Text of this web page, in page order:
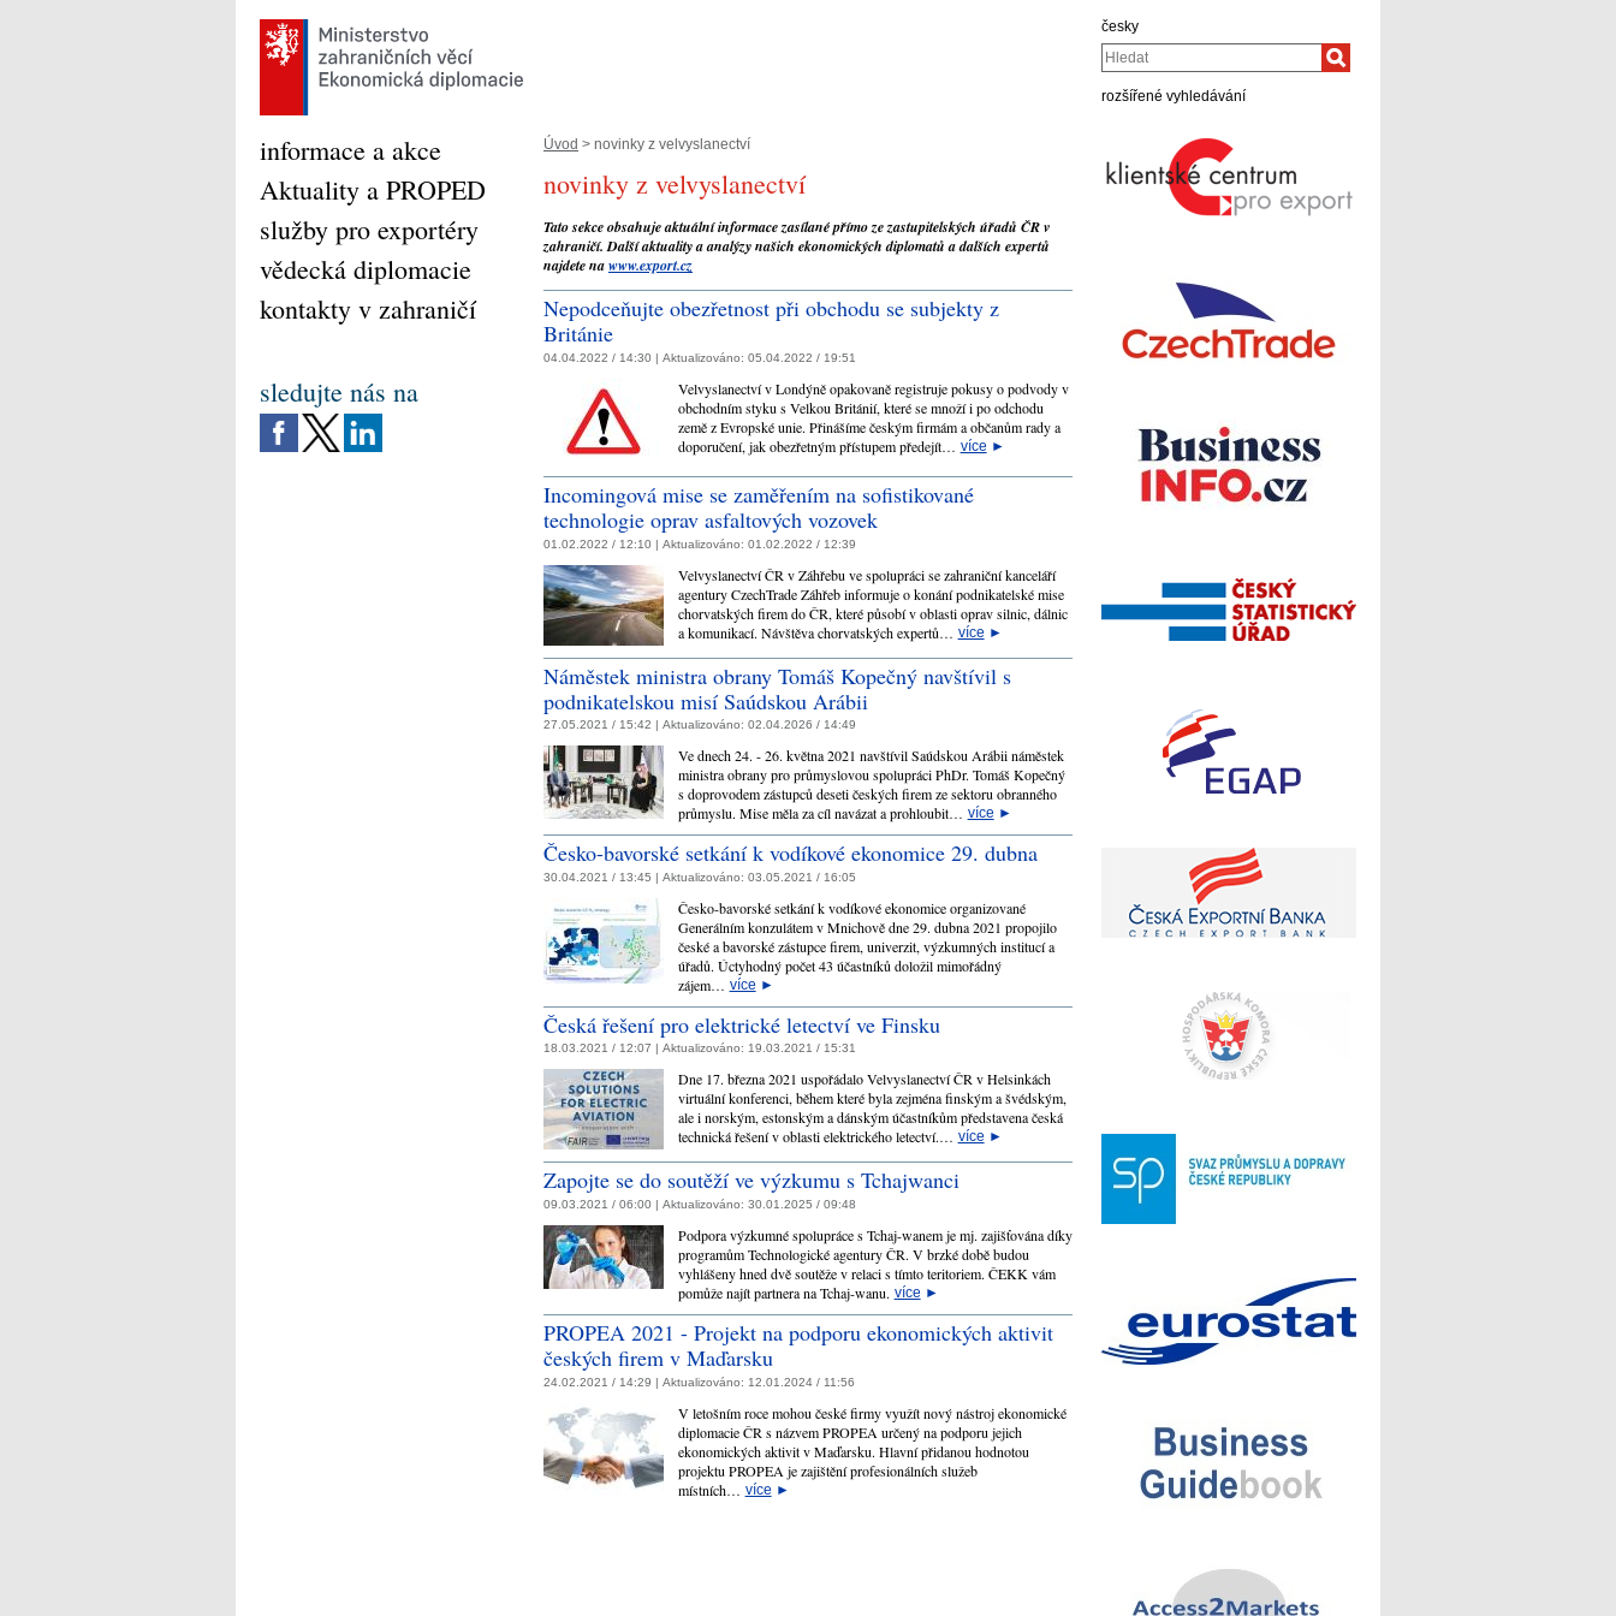
česky
Hledat
rozšířené vyhledávání
Úvod > novinky z velvyslanectví
novinky z velvyslanectví
Tato sekce obsahuje aktuální informace zasílané přímo ze zastupitelských úřadů ČR v
zahraničí. Další aktuality a analýzy našich ekonomických diplomatů a dalších expertů
najdete nawww.export.cz
Nepodceňujte obezřetnost při obchodu se subjekty z
Británie
04.04.2022 / 14:30 | Aktualizováno: 05.04.2022 / 19:51
Velvyslanectví v Londýně opakovaně registruje pokusy o podvody v
obchodním styku s Velkou Británií, které se množí i po odchodu
země z Evropské unie. Přinášíme českým firmám a občanům rady a
doporučení, jak obezřetným přístupem předejít… více ►
Incomingová mise se zaměřením na sofistikované
technologie oprav asfaltových vozovek
01.02.2022 / 12:10 | Aktualizováno: 01.02.2022 / 12:39
Velvyslanectví ČR v Záhřebu ve spolupráci se zahraniční kanceláří
agentury CzechTrade Záhřeb informuje o konání podnikatelské mise
chorvatských firem do ČR, které působí v oblasti oprav silnic, dálnic
a komunikací. Návštěva chorvatských expertů… více ►
Náměstek ministra obrany Tomáš Kopečný navštívil s
podnikatelskou misí Saúdskou Arábii
27.05.2021 / 15:42 | Aktualizováno: 02.04.2026 / 14:49
Ve dnech 24. - 26. května 2021 navštívil Saúdskou Arábii náměstek
ministra obrany pro průmyslovou spolupráci PhDr. Tomáš Kopečný
s doprovodem zástupců deseti českých firem ze sektoru obranného
průmyslu. Mise měla za cíl navázat a prohloubit… více ►
Česko-bavorské setkání k vodíkové ekonomice 29. dubna
30.04.2021 / 13:45 | Aktualizováno: 03.05.2021 / 16:05
Česko-bavorské setkání k vodíkové ekonomice organizované
Generálním konzulátem v Mnichově dne 29. dubna 2021 propojilo
české a bavorské zástupce firem, univerzit, výzkumných institucí a
úřadů. Úctyhodný počet 43 účastníků doložil mimořádný
zájem… více ►
​Česká řešení pro elektrické letectví ve Finsku
18.03.2021 / 12:07 | Aktualizováno: 19.03.2021 / 15:31
Dne 17. března 2021 uspořádalo Velvyslanectví ČR v Helsinkách
virtuální konferenci, během které byla zejména finským a švédským,
ale i norským, estonským a dánským účastníkům představena česká
technická řešení v oblasti elektrického letectví.… více ►
Zapojte se do soutěží ve výzkumu s Tchajwanci
09.03.2021 / 06:00 | Aktualizováno: 30.01.2025 / 09:48
Podpora výzkumné spolupráce s Tchaj-wanem je mj. zajišťována díky
programům Technologické agentury ČR. V brzké době budou
vyhlášeny hned dvě soutěže v relaci s tímto teritoriem. ČEKK vám
pomůže najít partnera na Tchaj-wanu. více ►
PROPEA 2021 - Projekt na podporu ekonomických aktivit
českých firem v Maďarsku
24.02.2021 / 14:29 | Aktualizováno: 12.01.2024 / 11:56
V letošním roce mohou české firmy využít nový nástroj ekonomické
diplomacie ČR s názvem PROPEA určený na podporu jejich
ekonomických aktivit v Maďarsku. Hlavní přidanou hodnotou
projektu PROPEA je zajištění profesionálních služeb
místních… více ►
informace a akce
Aktuality a PROPED
služby pro exportéry
vědecká diplomacie
kontakty v zahraničí
sledujte nás na